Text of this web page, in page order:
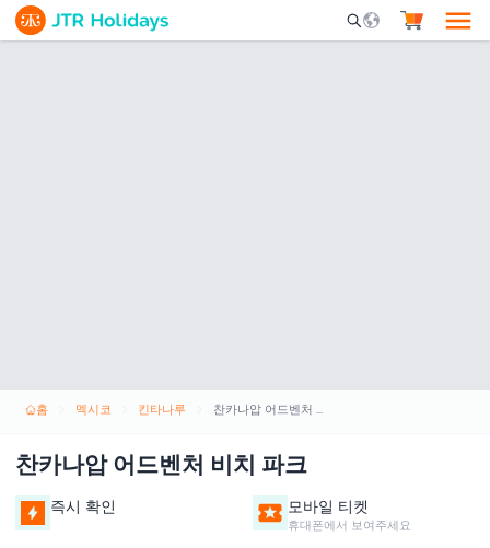
Mobile Search
홈 멕시코 킨타나루 찬카나압 어드벤처 비치 파크
찬카나압 어드벤처 비치 파크
즉시 확인 모바일 티켓
휴대폰에서 보여주세요